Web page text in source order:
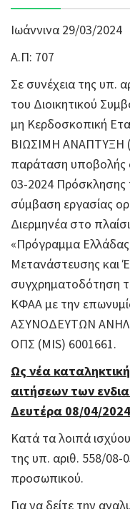
Ιωάννινα 29/03/2024
Α.Π: 707
Σε συνέχεια της υπ.
του Διοικητικού
μη Κερδοσκοπική
ΒΙΩΣΙΜΗ ΑΝΑΠΤΥΞΗ
παράταση υποβολής
03-2024
σύμβαση εργασίας
Διερμηνέα στο
«Πρόγραμμα
Μετανάστευσης και
συγχρηματοδότηση
ΚΦΑΑ με την
ΑΣΥΝΟΔΕΥΤΩΝ
ΟΠΣ (MIS) 6001661.
Ως νέα
αιτήσεων των
Δευτέρα 08/04/2024
Κατά τα λοιπά
της υπ. αριθ. 558/
προσωπικού.
Για να δείτε την